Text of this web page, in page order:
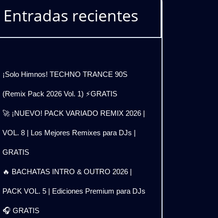
Entradas recientes
¡Solo Himnos! TECHNO TRANCE 90S
(Remix Pack 2026 Vol. 1) ⚡GRATIS
🚀 ¡NUEVO! PACK VARIADO REMIX 2026 |
VOL. 8 | Los Mejores Remixes para DJs |
GRATIS
🔥 BACHATAS INTRO & OUTRO 2026 |
PACK VOL. 5 | Ediciones Premium para DJs
🎧 GRATIS